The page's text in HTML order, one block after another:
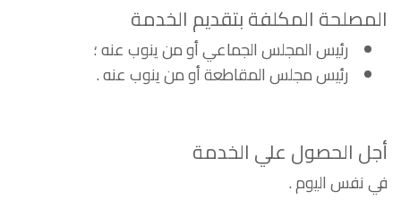
المصلحة المكلفة بتقديم الخدمة
رئيس المجلس الجماعي أو من ينوب عنه ؛
رئيس مجلس المقاطعة أو من ينوب عنه .
أجل الحصول علي الخدمة
في نفس اليوم .